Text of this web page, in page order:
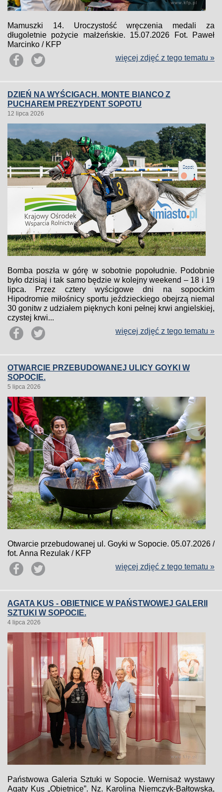
Mamuszki 14. Uroczystość wręczenia medali za
długoletnie pożycie małżeńskie. 15.07.2026 Fot. Paweł
Marcinko / KFP
więcej zdjęć z tego tematu »
DZIEŃ NA WYŚCIGACH. MONTE BIANCO Z
PUCHAREM PREZYDENT SOPOTU
12 lipca 2026
Bomba poszła w górę w sobotnie popołudnie. Podobnie
było dzisiaj i tak samo będzie w kolejny weekend – 18 i 19
lipca. Przez cztery wyścigowe dni na sopockim
Hipodromie miłośnicy sportu jeździeckiego obejrzą niemal
30 gonitw z udziałem pięknych koni pełnej krwi angielskiej,
czystej krwi...
więcej zdjęć z tego tematu »
OTWARCIE PRZEBUDOWANEJ ULICY GOYKI W
SOPOCIE.
5 lipca 2026
Otwarcie przebudowanej ul. Goyki w Sopocie. 05.07.2026 /
fot. Anna Rezulak / KFP
więcej zdjęć z tego tematu »
AGATA KUS - OBIETNICE W PAŃSTWOWEJ GALERII
SZTUKI W SOPOCIE.
4 lipca 2026
Państwowa Galeria Sztuki w Sopocie. Wernisaż wystawy
Agaty Kus „Obietnice”. Nz. Karolina Niemczyk-Bałtowska,